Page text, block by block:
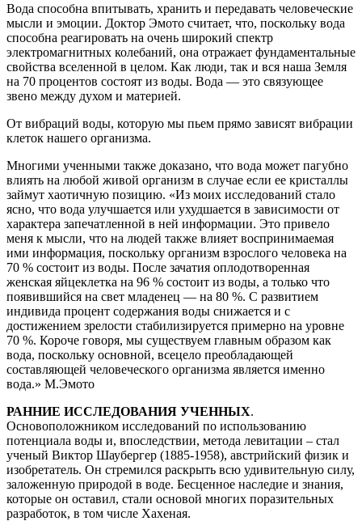
Вода способна впитывать, хранить и передавать человеческие
мысли и эмоции. Доктор Эмото считает, что, поскольку вода
способна реагировать на очень широкий спектр
электромагнитных колебаний, она отражает фундаментальные
свойства вселенной в целом. Как люди, так и вся наша Земля
на 70 процентов состоят из воды. Вода — это связующее
звено между духом и материей.
От вибраций воды, которую мы пьем прямо зависят вибрации
клеток нашего организма.
Многими ученными также доказано, что вода может пагубно
влиять на любой живой организм в случае если ее кристаллы
займут хаотичную позицию. «Из моих исследований стало
ясно, что вода улучшается или ухудшается в зависимости от
характера запечатленной в ней информации. Это привело
меня к мысли, что на людей также влияет воспринимаемая
ими информация, поскольку организм взрослого человека на
70 % состоит из воды. После зачатия оплодотворенная
женская яйцеклетка на 96 % состоит из воды, а только что
появившийся на свет младенец — на 80 %. С развитием
индивида процент содержания воды снижается и с
достижением зрелости стабилизируется примерно на уровне
70 %. Короче говоря, мы существуем главным образом как
вода, поскольку основной, всецело преобладающей
составляющей человеческого организма является именно
вода.» М.Эмото
РАННИЕ ИССЛЕДОВАНИЯ УЧЕННЫХ.
Основоположником исследований по использованию
потенциала воды и, впоследствии, метода левитации – стал
ученый Виктор Шаубергер (1885-1958), австрийский физик и
изобретатель. Он стремился раскрыть всю удивительную силу,
заложенную природой в воде. Бесценное наследие и знания,
которые он оставил, стали основой многих поразительных
разработок, в том числе Хахеная.